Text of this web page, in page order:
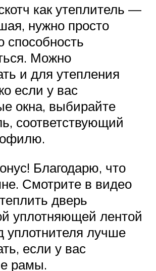
как утеплитель —
нужно просто
способность
Можно
и для утепления
если у вас
окна, выбирайте
соответствующий
Благодарю, что
Смотрите в видео
дверь
уплотняющей лентой
уплотнителя лучше
если у вас
рамы.